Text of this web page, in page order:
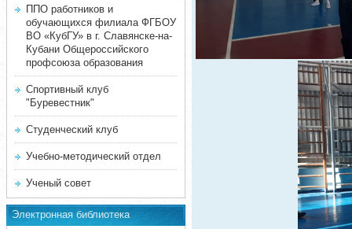
ППО работников и
обучающихся филиала ФГБОУ
ВО «КубГУ» в г. Славянске-на-
Кубани Общероссийского
профсоюза образования
Спортивный клуб
"Буревестник"
Студенческий клуб
Учебно-методический отдел
Ученый совет
Электронная библиотека